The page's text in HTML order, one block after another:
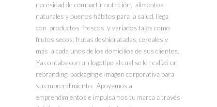
necesidad de compartir nutrición, alimentos
naturales y buenos hábitos para la salud, llega
con productos frescos y variados tales como
frutos secos, frutas deshidratadas, cereales y
más a cada unos de los domicilios de sus clientes.
Ya contaba con un logotipo al cual se le realizó un
rebranding, packaging e imagen corporativa para
su emprendimiento. Apoyamos a
emprendimientos e impulsamos tu marca a través